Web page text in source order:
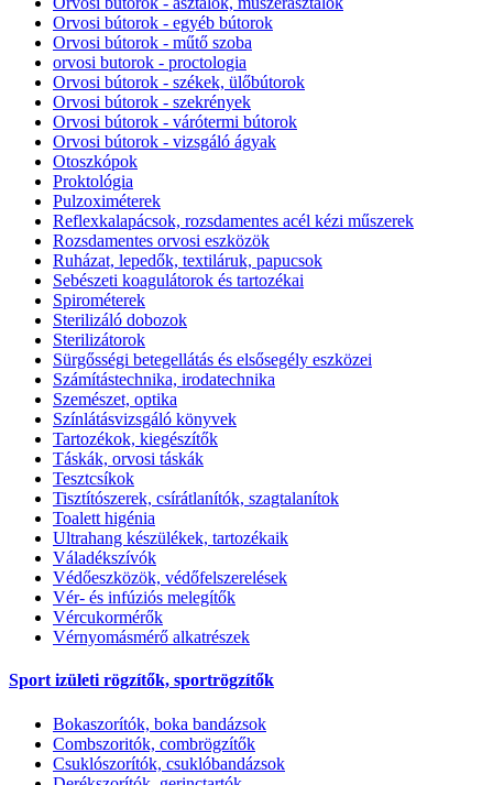
Orvosi bútorok - egyéb bútorok
Orvosi bútorok - műtő szoba
orvosi butorok - proctologia
Orvosi bútorok - székek, ülőbútorok
Orvosi bútorok - szekrények
Orvosi bútorok - várótermi bútorok
Orvosi bútorok - vizsgáló ágyak
Otoszkópok
Proktológia
Pulzoximéterek
Reflexkalapácsok, rozsdamentes acél kézi műszerek
Rozsdamentes orvosi eszközök
Ruházat, lepedők, textiláruk, papucsok
Sebészeti koagulátorok és tartozékai
Spirométerek
Sterilizáló dobozok
Sterilizátorok
Sürgősségi betegellátás és elsősegély eszközei
Számítástechnika, irodatechnika
Szemészet, optika
Színlátásvizsgáló könyvek
Tartozékok, kiegészítők
Táskák, orvosi táskák
Tesztcsíkok
Tisztítószerek, csírátlanítók, szagtalanítok
Toalett higénia
Ultrahang készülékek, tartozékaik
Váladékszívók
Védőeszközök, védőfelszerelések
Vér- és infúziós melegítők
Vércukormérők
Vérnyomásmérő alkatrészek
Sport izületi rögzítők, sportrögzítők
Bokaszorítók, boka bandázsok
Combszoritók, combrögzítők
Csuklószorítók, csuklóbandázsok